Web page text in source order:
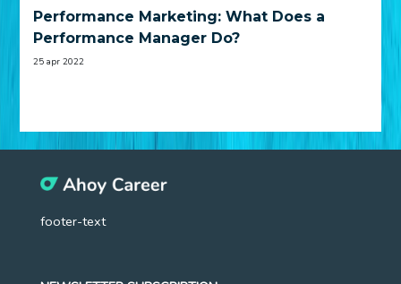
Performance Marketing: What Does a
Performance Manager Do?
25 apr 2022
footer-text